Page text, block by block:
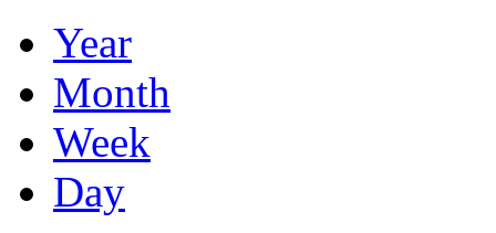
Year
Month
Week
Day